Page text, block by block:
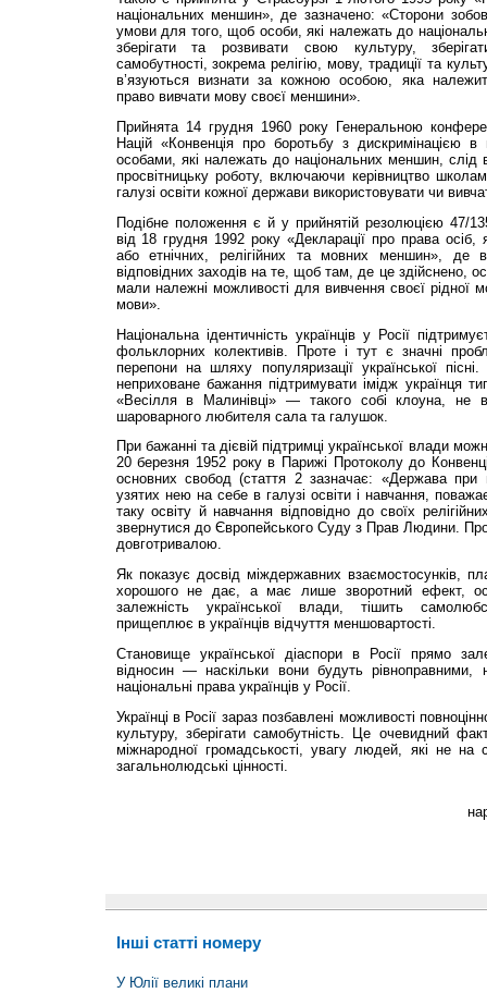
національних меншин», де зазначено: «Сторони
умови для того, щоб особи, які належать до
зберігати та роз­вивати свою культуру,
самобутності, зокрема релігію, мову, традиції та
в’язуються визнати за кожною особою, яка
право вивчати мову своєї меншини».
Прийнята 14 грудня 1960 року Генеральною
Націй «Конвенція про боротьбу з дискримінацією в
особами, які належать до національних меншин, слід
просвітницьку роботу, включаючи керівництво
галузі освіти кожної держави використовувати чи
Подібне положення є й у прийнятій резолюцією 47/
від 18 грудня 1992 року «Декларації про права осіб,
або етнічних, релігійних та мовних мен­шин», де
відповідних заходів на те, щоб там, де це здійснено,
мали належні можливості для вивчення своєї рідної
мови».
Національна ідентичність українців у Росії
фольклорних колективів. Проте і тут є значні
перепони на шляху популяризації укра­їнської
неприховане бажання під­тримувати імідж українця
«Весілля в Малинівці» — такого собі клоуна, не
шароварного любителя сала та галушок.
При бажанні та дієвій підтримці української влади
20 березня 1952 року в Парижі Протоколу до
основних свобод (стаття 2 зазначає: «Держава при
узятих нею на себе в галу­зі освіти і навчання,
таку освіту й навчання відповідно до своїх
звернутися до Європейського Суду з Прав Людини.
довготривалою.
Як показує досвід міждержавних взаємостосунків,
хорошого не дає, а має лише зворотний ефект,
залежність української влади, тішить
прищеплює в українців відчуття меншовартості.
Становище української діаспори в Росії прямо
відносин — наскільки вони будуть рівноправними,
національні права українців у Росії.
Українці в Росії зараз позбавлені можливості
культуру, зберігати самобутність. Це очевидний
міжнародної громадськості, увагу людей, які не на
загальнолюдські цінності.
Інші статті номеру
У Юлії великі плани